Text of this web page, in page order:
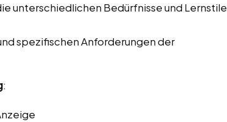
unterschiedlichen Bedürfnisse und Lernstile
spezifischen Anforderungen der
: